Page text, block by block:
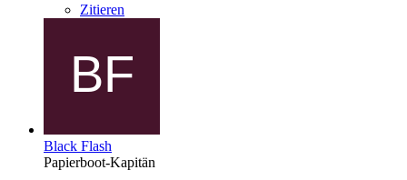
Zitieren
Black Flash
Papierboot-Kapitän